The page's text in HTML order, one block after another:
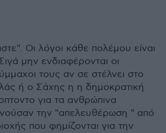
Οι λόγοι κάθε πολέμου είναι
μην ενδιαφέρονται οι
τους αν σε στέλνει στο
ή ο Σάχης η η δημοκρατική
για τα ανθρώπινα
την "απελευθέρωση " από
που φημίζονται για την